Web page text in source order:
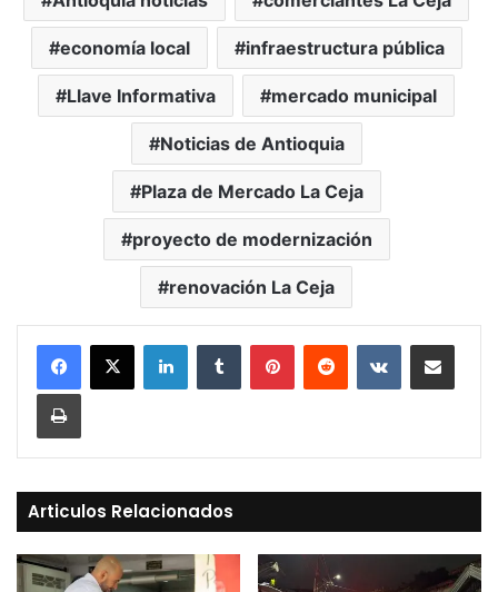
economía local infraestructura pública
Llave Informativa mercado municipal
Noticias de Antioquia
Plaza de Mercado La Ceja
proyecto de modernización
renovación La Ceja
LinkedInTumblr PinterestReddit VKontakteCompartir vía Mail
Print
Articulos Relacionados